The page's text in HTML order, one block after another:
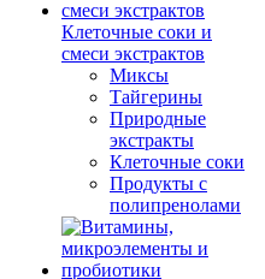
Клеточные соки и
смеси экстрактов
Миксы
Тайгерины
Природные
экстракты
Клеточные соки
Продукты с
полипренолами